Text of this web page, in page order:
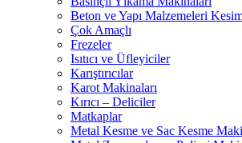
Beton ve Yapı Malzemeleri
Çok Amaçlı
Frezeler
Isıtıcı ve Üfleyiciler
Karıştırıcılar
Karot Makinaları
Kırıcı – Deliciler
Matkaplar
Metal Kesme ve Sac Kesme